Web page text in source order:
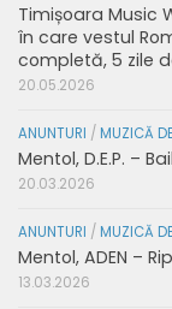
Timișoara Music
în care vestul
completă, 5 zile
20.05.2026
ANUNTURI / MUZICĂ
Mentol, D.E.P. –
20.03.2026
ANUNTURI / MUZICĂ
Mentol, ADEN –
13.03.2026